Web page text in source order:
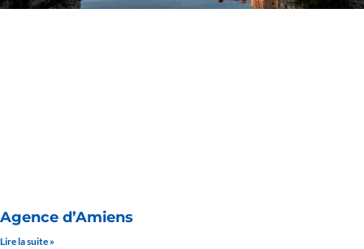
Agence d’Amiens
Lire la suite »